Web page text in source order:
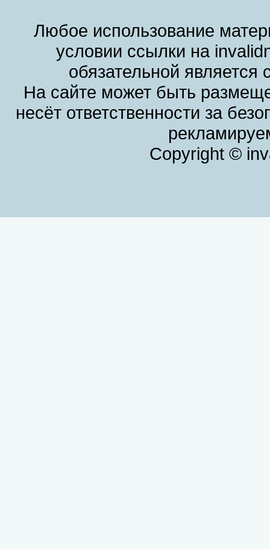
Любое использование
условии ссылки на
обязательной
На сайте может быть
несёт ответственности за
Copyright ©